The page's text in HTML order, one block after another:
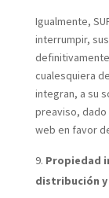
Igualmente,
interrumpir,
definitivamente
cualesquiera
integran, a su
preaviso,
web en favor
Propiedad
distribución y